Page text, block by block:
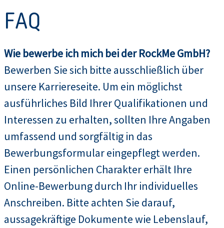
FAQ
Wie bewerbe ich mich bei der RockMe GmbH?
Bewerben Sie sich bitte ausschließlich über
unsere Karriereseite. Um ein möglichst
ausführliches Bild Ihrer Qualifikationen und
Interessen zu erhalten, sollten Ihre Angaben
umfassend und sorgfältig in das
Bewerbungsformular eingepflegt werden.
Einen persönlichen Charakter erhält Ihre
Online-Bewerbung durch Ihr individuelles
Anschreiben. Bitte achten Sie darauf,
aussagekräftige Dokumente wie Lebenslauf,